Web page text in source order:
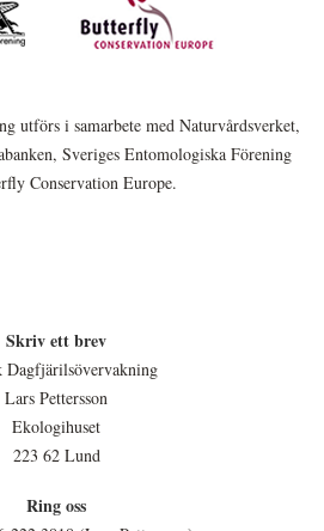
utförs i samarbete med Naturvårdsverket,
Sveriges Entomologiska Förening
Conservation Europe.
Skriv ett brev
Dagfjärilsövervakning
Lars Pettersson
Ekologihuset
223 62 Lund
Ring oss